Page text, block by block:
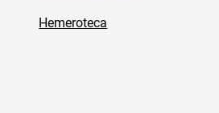
Hemeroteca